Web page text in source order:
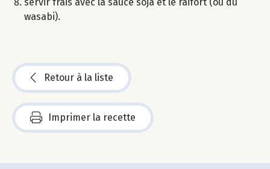
wasabi).
Retour à la liste
Imprimer la recette